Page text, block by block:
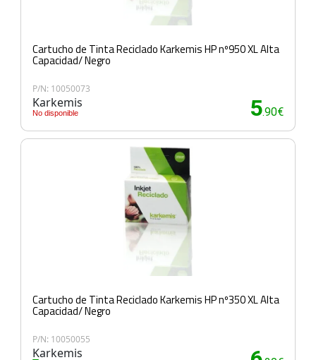
Cartucho de Tinta Reciclado Karkemis HP nº950 XL Alta
Capacidad/ Negro
P/N: 10050073
Karkemis
No disponible 5.90€
Cartucho de Tinta Reciclado Karkemis HP nº350 XL Alta
Capacidad/ Negro
P/N: 10050055
Karkemis